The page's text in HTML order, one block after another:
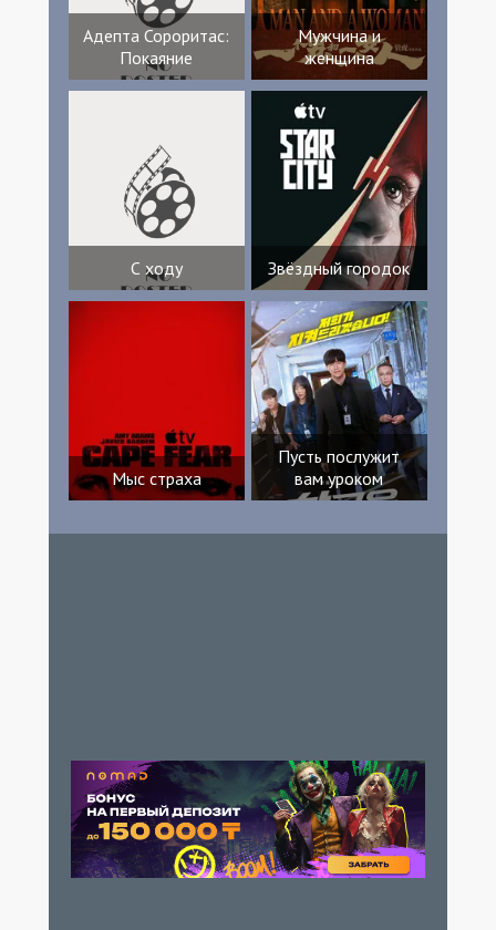
Адепта Сороритас:
Покаяние
Мужчина и
женщина
С ходу Звёздный городок
Мыс страха
Пусть послужит
вам уроком